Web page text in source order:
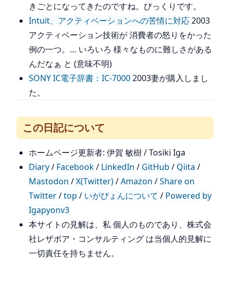
きごとになってきたのですね。びっくりです。
Intuit、アクティベーションへの苦情に対応2003
アクティベーション技術が 消費者の怒りをかった
例の一つ。… いろいろ 様々なものに難しさがある
んだなぁ と (意味不明)
SONY IC電子辞書：IC-70002003妻が購入しまし
た。
この日記について
ホームページ更新者: 伊賀 敏樹 / Tosiki Iga
Diary/ Facebook/ LinkedIn / GitHub / Qiita /
Mastodon /X(Twitter)/Amazon /Share on
Twitter/top / いがぴょんについて / Powered by
Igapyonv3
本サイトの見解は、私 個人のものであり、株式会
社レザボア・コンサルティング は当個人的見解に
一切責任を持ちません。